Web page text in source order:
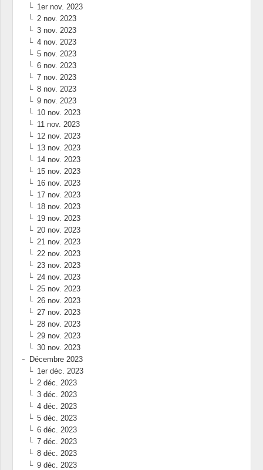
1er nov. 2023
2 nov. 2023
3 nov. 2023
4 nov. 2023
5 nov. 2023
6 nov. 2023
7 nov. 2023
8 nov. 2023
9 nov. 2023
10 nov. 2023
11 nov. 2023
12 nov. 2023
13 nov. 2023
14 nov. 2023
15 nov. 2023
16 nov. 2023
17 nov. 2023
18 nov. 2023
19 nov. 2023
20 nov. 2023
21 nov. 2023
22 nov. 2023
23 nov. 2023
24 nov. 2023
25 nov. 2023
26 nov. 2023
27 nov. 2023
28 nov. 2023
29 nov. 2023
30 nov. 2023
Décembre 2023
1er déc. 2023
2 déc. 2023
3 déc. 2023
4 déc. 2023
5 déc. 2023
6 déc. 2023
7 déc. 2023
8 déc. 2023
9 déc. 2023